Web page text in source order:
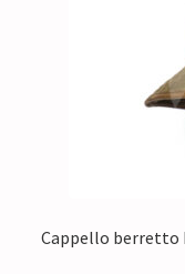
Cappello berretto